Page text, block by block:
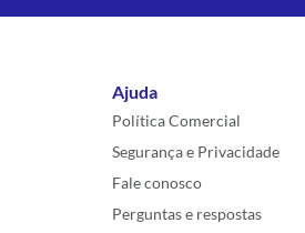
Ajuda
Política Comercial
Segurança e Privacidade
Fale conosco
Perguntas e respostas